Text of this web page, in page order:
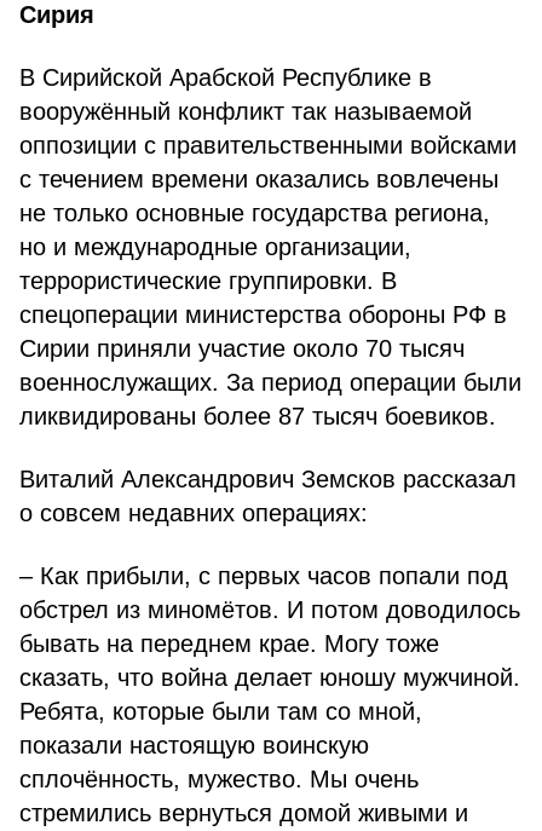
Сирия
В Сирийской Арабской Республике в
вооружённый конфликт так называемой
оппозиции с правительственными войсками
с течением времени оказались вовлечены
не только основные государства региона,
но и международные организации,
террористические группировки. В
спецоперации министерства обороны РФ в
Сирии приняли участие около 70 тысяч
военнослужащих. За период операции были
ликвидированы более 87 тысяч боевиков.
Виталий Александрович Земсков рассказал
о совсем недавних операциях:
– Как прибыли, с первых часов попали под
обстрел из миномётов. И потом доводилось
бывать на переднем крае. Могу тоже
сказать, что война делает юношу мужчиной.
Ребята, которые были там со мной,
показали настоящую воинскую
сплочённость, мужество. Мы очень
стремились вернуться домой живыми и